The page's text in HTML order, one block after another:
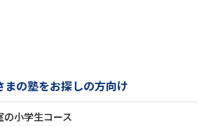
まの塾をお探しの⽅向け
⼩学⽣コース